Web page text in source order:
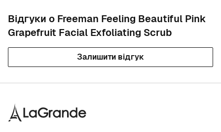
Відгуки о Freeman Feeling Beautiful Pink
Grapefruit Facial Exfoliating Scrub
Залишити відгук